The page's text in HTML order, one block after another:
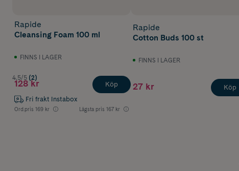
Rapide
Cleansing Foam 100 ml
FINNS I LAGER
4.5/5 (2)
128 kr
Fri frakt Instabox
Ord.pris 169 kr Lägsta pris 167 kr
Köp
Rapide
Cotton Buds 100 st
FINNS I LAGER
27 kr Köp